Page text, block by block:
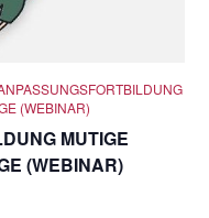
MUTIGE
(WEBINAR)
(WEBINAR)